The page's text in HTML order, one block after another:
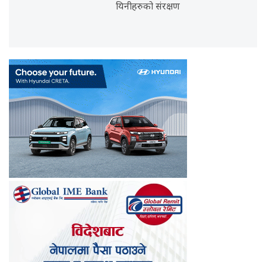
यिनीहरुको संरक्षण